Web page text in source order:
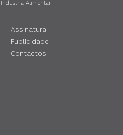
Indústria Alimentar
Assinatura
Publicidade
Contactos